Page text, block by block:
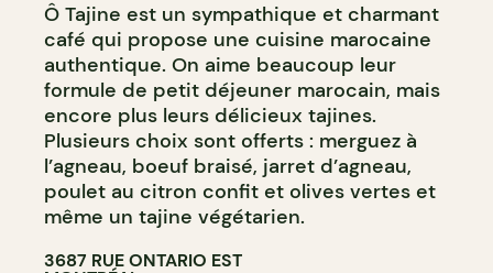
Ô Tajine est un sympathique et charmant
café qui propose une cuisine marocaine
authentique. On aime beaucoup leur
formule de petit déjeuner marocain, mais
encore plus leurs délicieux tajines.
Plusieurs choix sont offerts : merguez à
l’agneau, boeuf braisé, jarret d’agneau,
poulet au citron confit et olives vertes et
même un tajine végétarien.
3687 RUE ONTARIO EST